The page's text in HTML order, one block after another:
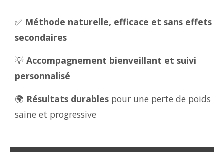
✅ Méthode naturelle, efficace et sans effets
secondaires
💡 Accompagnement bienveillant et suivi
personnalisé
🌍 Résultats durables pour une perte de poids
saine et progressive